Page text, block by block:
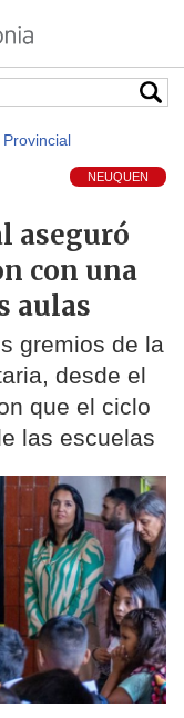
NEUQUEN
aseguró
con una
aulas
gremios de la
desde el
que el ciclo
las escuelas